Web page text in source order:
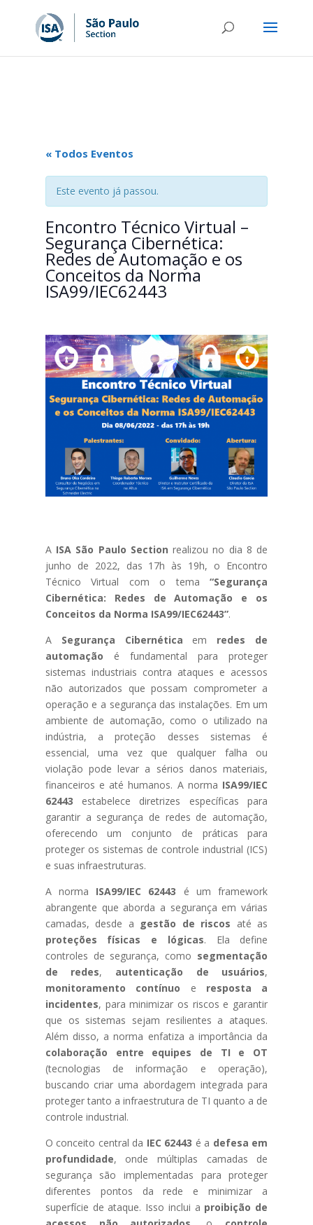
« Todos Eventos
Este evento já passou.
Encontro Técnico Virtual –
Segurança Cibernética:
Redes de Automação e os
Conceitos da Norma
ISA99/IEC62443
A ISA São Paulo Section realizou no dia 8 de
junho de 2022, das 17h às 19h, o Encontro
Técnico Virtual com o tema “Segurança
Cibernética: Redes de Automação e os
Conceitos da Norma ISA99/IEC62443”.
A Segurança Cibernética em redes de
automação é fundamental para proteger
sistemas industriais contra ataques e acessos
não autorizados que possam comprometer a
operação e a segurança das instalações. Em um
ambiente de automação, como o utilizado na
indústria, a proteção desses sistemas é
essencial, uma vez que qualquer falha ou
violação pode levar a sérios danos materiais,
financeiros e até humanos. A norma ISA99/IEC
62443 estabelece diretrizes específicas para
garantir a segurança de redes de automação,
oferecendo um conjunto de práticas para
proteger os sistemas de controle industrial (ICS)
e suas infraestruturas.
A norma ISA99/IEC 62443 é um framework
abrangente que aborda a segurança em várias
camadas, desde a gestão de riscos até as
proteções físicas e lógicas. Ela define
controles de segurança, como segmentação
de redes, autenticação de usuários,
monitoramento contínuo e resposta a
incidentes, para minimizar os riscos e garantir
que os sistemas sejam resilientes a ataques.
Além disso, a norma enfatiza a importância da
colaboração entre equipes de TI e OT
(tecnologias de informação e operação),
buscando criar uma abordagem integrada para
proteger tanto a infraestrutura de TI quanto a de
controle industrial.
O conceito central da IEC 62443 é a defesa em
profundidade, onde múltiplas camadas de
segurança são implementadas para proteger
diferentes pontos da rede e minimizar a
superfície de ataque. Isso inclui a proibição de